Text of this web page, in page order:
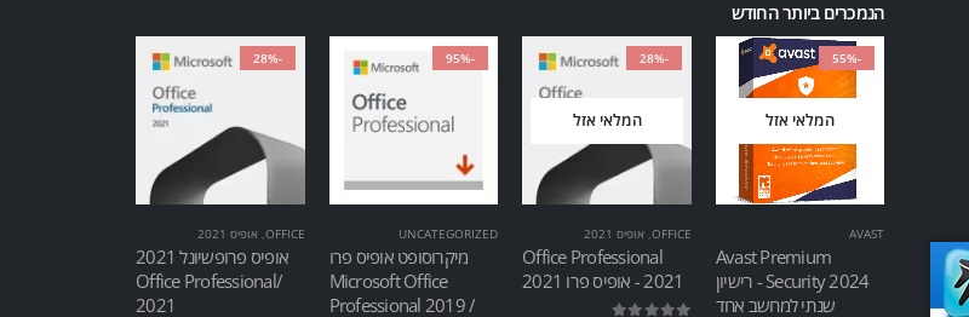
הנמכרים ביותר החודש
-55%
המלאי אזל
AVAST
Avast Premium
Security 2024 - רישיון
שנתי למחשב אחד
-28%
המלאי אזל
OFFICE
, אופיס 2021
Office Professional
2021 - אופיס פרו 2021
-95%
UNCATEGORIZED
מיקרוסופט אופיס פרו
Microsoft Office
Professional 2019 /
-28%
OFFICE
, אופיס 2021
אופיס פרופשיונל 2021
/Office Professional
2021